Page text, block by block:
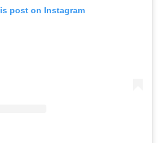
post on Instagram